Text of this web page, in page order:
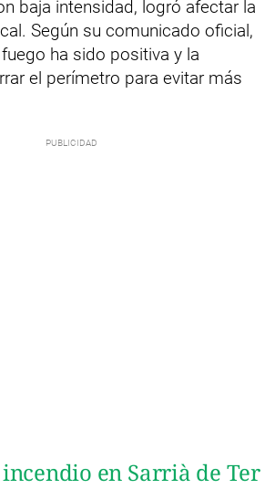
baja intensidad, logró afectar la
Según su comunicado oficial,
ha sido positiva y la
el perímetro para evitar más
en Sarrià de Ter